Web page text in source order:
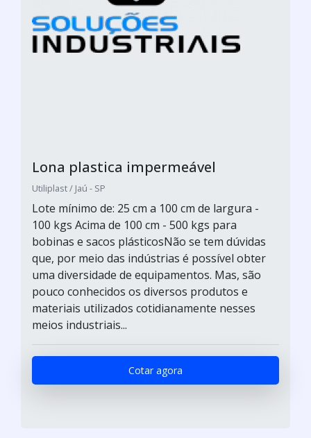
Lona plastica impermeável
Utiliplast / Jaú - SP
Lote mínimo de: 25 cm a 100 cm de largura -
100 kgs Acima de 100 cm - 500 kgs para
bobinas e sacos plásticosNão se tem dúvidas
que, por meio das indústrias é possível obter
uma diversidade de equipamentos. Mas, são
pouco conhecidos os diversos produtos e
materiais utilizados cotidianamente nesses
meios industriais...
Cotar agora